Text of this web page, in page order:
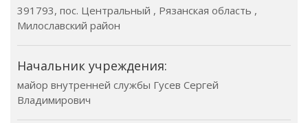
391793, пос. Центральный , Рязанская область ,
Милославский район
Начальник учреждения:
майор внутренней службы Гусев Сергей
Владимирович